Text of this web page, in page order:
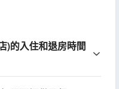
)的入住和退房時間